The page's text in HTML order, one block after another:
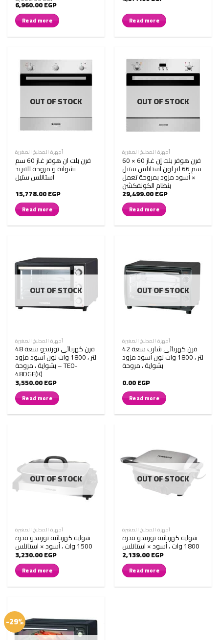
Original
price
was:
8,900.00 EGP.
6,960.00EGPCurrent
is:
6,960.00 EGP.
Read more Read more
OUT OF STOCK
أجهزة المطبخ الصغيرة
فرن بلت ان هوفر غاز 60 سم
بشواية و مروحة للتبريد
استانلس ستيل
15,778.00EGP
Read more
OUT OF STOCK
أجهزة المطبخ الصغيرة
فرن هوفر بلت إن غاز 60 × 60
سم 66 لتر لون استانلس ستيل
× أسود مزود بمروحة تعمل
بنظام الكونفكشن
29,499.00EGP
Read more
OUT OF STOCK
أجهزة المطبخ الصغيرة
فرن كهربائي تورنيدو سعة 48
لتر ، 1800 وات لون أسود مزود
بشواية ، مروحة – TEO-
48DGE(K)
3,550.00EGP
Read more
OUT OF STOCK
أجهزة المطبخ الصغيرة
فرن كهربائى شارب سعة 42
لتر ، 1800 وات لون أسود مزود
بشواية ، مروحة
0.00EGP
Read more
OUT OF STOCK
أجهزة المطبخ الصغيرة
شواية كهربائية تورنيدو قدرة
1500 وات ، أسود × استانلس
3,230.00EGP
Read more
OUT OF STOCK
أجهزة المطبخ الصغيرة
شواية كهربائية تورنيدو قدرة
1800 وات ، أسود × استانلس
2,139.00EGP
Read more
-29%